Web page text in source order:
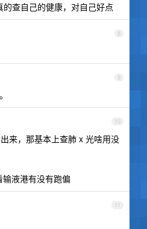
查自己的健康，对自己好点
8
9
10
来，那基本上查肺 x 光啥用没
液港有没有跑偏
11